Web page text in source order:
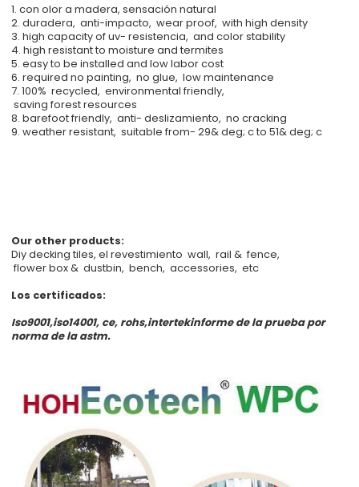
1. con olor a madera, sensación natural
2. duradera, anti-impacto, wear proof, with high density
3. high capacity of uv- resistencia, and color stability
4. high resistant to moisture and termites
5. easy to be installed and low labor cost
6. required no painting, no glue, low maintenance
7. 100% recycled, environmental friendly,
saving forest resources
8. barefoot friendly, anti- deslizamiento, no cracking
9. weather resistant, suitable from- 29& deg; c to 51& deg; c
Our other products:
Diy decking tiles, el revestimiento wall, rail & fence,
flower box & dustbin, bench, accessories, etc
Los certificados:
Iso9001,iso14001, ce, rohs,intertekinforme de la prueba por
norma de la astm.